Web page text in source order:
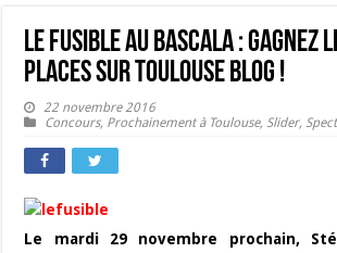
Le Fusible au Bascala : Gagnez
places sur Toulouse Blog !
22 novembre 2016
Concours, Prochainement à Toulouse, Slider,
Le mardi 29 novembre prochain,